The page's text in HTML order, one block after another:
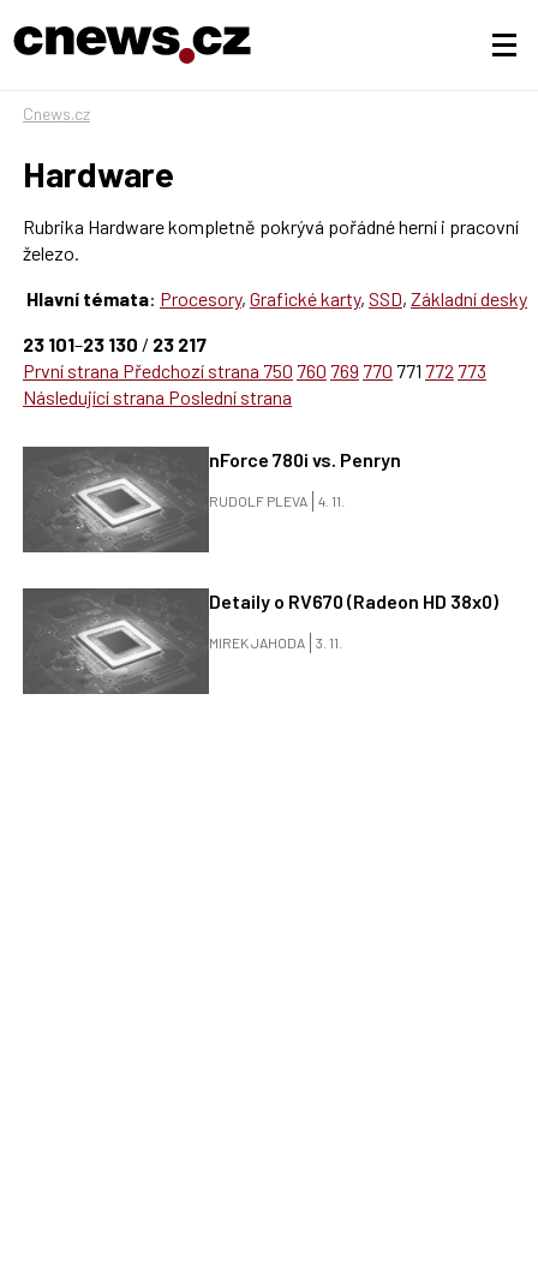
Cnews.cz
Hardware
Rubrika Hardware kompletně pokrývá pořádné herní i pracovní
železo.
Hlavní témata: Procesory, Grafické karty, SSD, Základní desky
23 101–23 130 / 23 217
První strana Předchozí strana 750 760 769 770 771 772 773
Následující strana Poslední strana
nForce 780i vs. Penryn
RUDOLF PLEVA 4. 11.
Detaily o RV670 (Radeon HD 38x0)
MIREK JAHODA 3. 11.